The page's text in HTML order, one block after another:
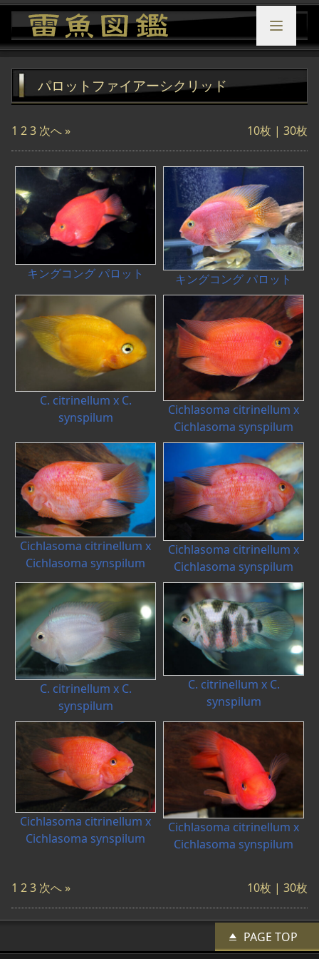
パロットファイアーシクリッド
1 23 次へ » 10枚 | 30枚
キングコング パロット キングコング パロット
C. citrinellum x C.
synspilum
Cichlasoma citrinellum x
Cichlasoma synspilum
Cichlasoma citrinellum x
Cichlasoma synspilum
Cichlasoma citrinellum x
Cichlasoma synspilum
C. citrinellum x C.
synspilum
C. citrinellum x C.
synspilum
Cichlasoma citrinellum x
Cichlasoma synspilum
Cichlasoma citrinellum x
Cichlasoma synspilum
1 23 次へ » 10枚 | 30枚
PAGE TOP